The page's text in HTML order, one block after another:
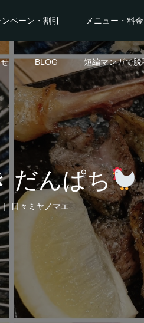
ペーン・割引 メニュー・料金
BLOG 短編マンガで脱
だんぱち
日々ミヤノマエ